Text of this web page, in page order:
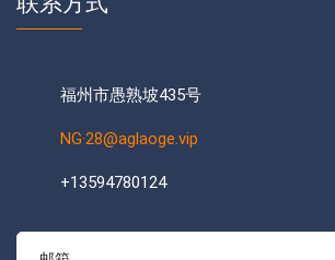
福州市愚熟坡435号
NG·28@aglaoge.vip
+13594780124